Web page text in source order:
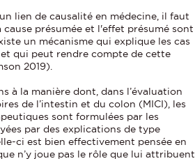
lien de causalité en médecine, il faut
présumée et l'effet présumé sont
un mécanisme qui explique les cas
qui peut rendre compte de cette
2019).
à la manière dont, dans l’évaluation
de l’intestin et du colon (MICI), les
sont formulées par les
par des explications de type
ci est bien effectivement pensée en
n’y joue pas le rôle que lui attribuent